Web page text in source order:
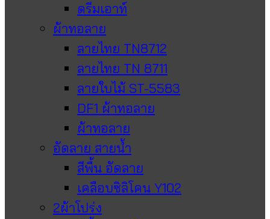
ดรีมเอาท์
ผ้าทอลาย
ลายไทย TN8712
ลายไทย TN 8711
ลายใบไม้ ST-5583
DF1 ผ้าทอลาย
ผ้าทอลาย
อัดลาย สายน้ำ
สีพื้น อัดลาย
เคลือบซิลิโคน Y102
2ผ้าโปร่ง